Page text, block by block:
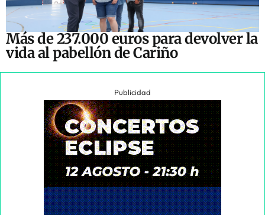
Más de 237.000 euros para devolver la
vida al pabellón de Cariño
Publicidad